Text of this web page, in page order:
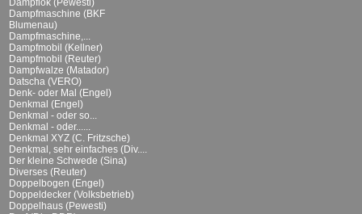
Dampflok (Pewesti)
Dampfmaschine (BKF
Blumenau)
Dampfmaschine,...
Dampfmobil (Kellner)
Dampfmobil (Reuter)
Dampfwalze (Matador)
Datscha (VERO)
Denk- oder Mal (Engel)
Denkmal (Engel)
Denkmal - oder so...
Denkmal - oder......
Denkmal XYZ (C. Fritzsche)
Denkmal, sehr einfaches (Div....
Der kleine Schwede (Sina)
Diverses (Reuter)
Doppelbogen (Engel)
Doppeldecker (Volksbetrieb)
Doppelhaus (Pewesti)